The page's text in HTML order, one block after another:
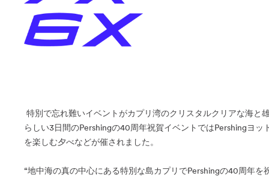
特別で忘れ難いイベントがカプリ湾のクリスタルクリアな海
らしい3日間のPershingの40周年祝賀イベントではPershingヨ
を楽しむ夕べなどが催されました。
“地中海の真の中心にある特別な島カプリでPershingの40周年